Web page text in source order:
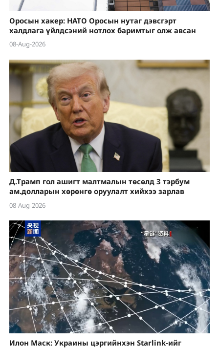
Оросын хакер: НАТО Оросын нутаг дэвсгэрт
халдлага үйлдсэний нотлох баримтыг олж авсан
08-Aug-2026
Д.Трамп гол ашигт малтмалын төсөлд 3 тэрбум
ам.долларын хөрөнгө оруулалт хийхээ зарлав
08-Aug-2026
Илон Маск: Украины цэргийнхэн Starlink-ийг